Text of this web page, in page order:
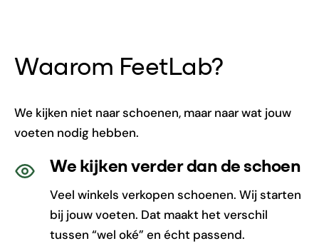
Waarom FeetLab?
We kijken niet naar schoenen, maar naar wat jouw
voeten nodig hebben.
We kijken verder dan de schoen
Veel winkels verkopen schoenen. Wij starten
bij jouw voeten. Dat maakt het verschil
tussen “wel oké” en écht passend.